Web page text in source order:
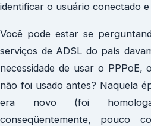
identificar o usuário conectado
Você pode estar se
serviços de ADSL do país
necessidade de usar o PPPoE,
não foi usado antes? Naquela
era novo (foi
conseqüentemente, pouco